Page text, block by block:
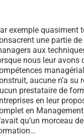
exemple quasiment
une partie
aux
nous leur avons
aucune n’a su
prestataire de
en leur
en
qu’un morceau